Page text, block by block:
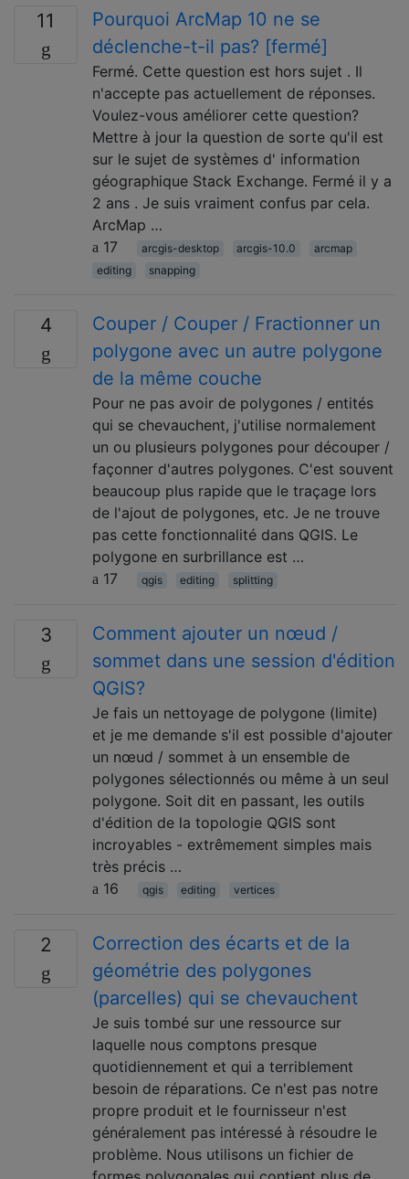
11
Pourquoi ArcMap 10 ne se
déclenche-t-il pas? [fermé]
Fermé. Cette question est hors sujet . Il
n'accepte pas actuellement de réponses.
Voulez-vous améliorer cette question?
Mettre à jour la question de sorte qu'il est
sur le sujet de systèmes d' information
géographique Stack Exchange. Fermé il y a
2 ans . Je suis vraiment confus par cela.
ArcMap …
17
arcgis-desktop arcgis-10.0
arcmap
editing
snapping
4
Couper / Couper / Fractionner un
polygone avec un autre polygone
de la même couche
Pour ne pas avoir de polygones / entités
qui se chevauchent, j'utilise normalement
un ou plusieurs polygones pour découper /
façonner d'autres polygones. C'est souvent
beaucoup plus rapide que le traçage lors
de l'ajout de polygones, etc. Je ne trouve
pas cette fonctionnalité dans QGIS. Le
polygone en surbrillance est …
17
qgis editing splitting
3
Comment ajouter un nœud /
sommet dans une session d'édition
QGIS?
Je fais un nettoyage de polygone (limite)
et je me demande s'il est possible d'ajouter
un nœud / sommet à un ensemble de
polygones sélectionnés ou même à un seul
polygone. Soit dit en passant, les outils
d'édition de la topologie QGIS sont
incroyables - extrêmement simples mais
très précis …
16
qgis editing vertices
2
Correction des écarts et de la
géométrie des polygones
(parcelles) qui se chevauchent
Je suis tombé sur une ressource sur
laquelle nous comptons presque
quotidiennement et qui a terriblement
besoin de réparations. Ce n'est pas notre
propre produit et le fournisseur n'est
généralement pas intéressé à résoudre le
problème. Nous utilisons un fichier de